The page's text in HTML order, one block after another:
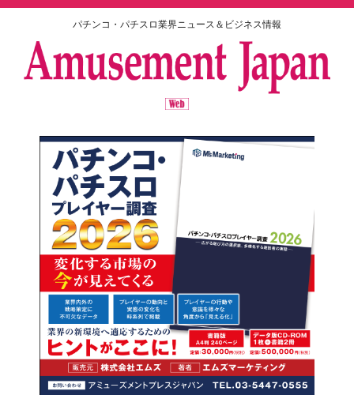
パチンコ・パチスロ業界ニュース＆ビジネス情報